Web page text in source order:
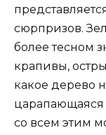
сюрпризов.
более тесном
крапивы,
какое дерево
царапающаяся
со всем этим